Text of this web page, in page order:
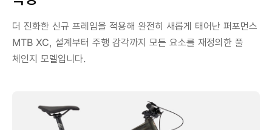
더 진화한 신규 프레임을 적용해 완전히 새롭게 태어난 퍼포먼스
MTB XC, 설계부터 주행 감각까지 모든 요소를 재정의한 풀
체인지 모델입니다.